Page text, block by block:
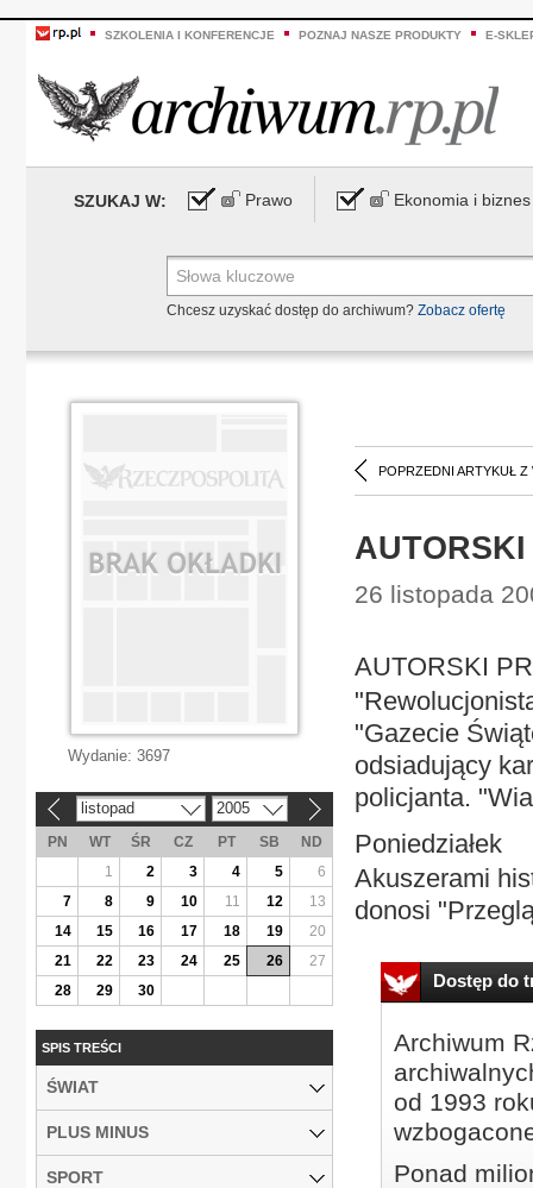
SZKOLENIA I KONFERENCJE POZNAJ NASZE PRODUKTY E-
SZUKAJ W: Prawo Ekonomia i biznes
Chcesz uzyskać dostęp do archiwum? Zobacz ofertę
POPRZEDNI ARTYKUŁ Z
26 listopada
AUTORSKI
"Gazecie
odsiadujący
policjanta.
Poniedziałek
Akuszerami
donosi
Dostęp do
Archiwum
od 1993
Ponad
Wydanie: 3697
listopad 2005
PN WT ŚR CZ PT SB
ND
1
2 3 4 5
6
7
8 9 10 11 12
13
14
15 16 17 18 19
20
21
22 23 24 25 26
27
28
29 30
SPIS TREŚCI
ŚWIAT
PLUS MINUS
SPORT